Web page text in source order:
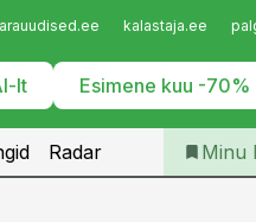
kalastaja.ee
lt Esimene kuu -70%
Telli
Radar Minu